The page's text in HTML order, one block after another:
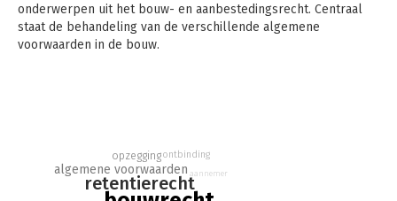
onderwerpen uit het bouw- en aanbestedingsrecht. Centraal
staat de behandeling van de verschillende algemene
voorwaarden in de bouw.
Op deze wijze worden de belangrijkste onderwerpen uit het
bouw- en aanbestedingsrecht in delen van beperkte omvang,
doch tamelijk uitputtend, behandeld. Daarbij komen in de
retentierecht
algemene voorwaarden
opzeggingontbinding
aannemer